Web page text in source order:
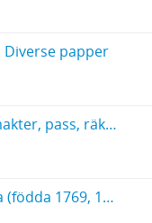
Diverse papper
Funck, Carl Sten (1765-1792): Fullmakter, pass, räkenskaper, dagboksanteckningar; fadern Alexander Funcks föreskrifter om hans studier och uppfostran med mera. Brev (1780-1785, odaterad) till och från Carl Sten Funck.
Funck, Ulrica, Christina och Helena (födda 1769, 1771 respektive 1772. Alla döda 1775), Diverse papper